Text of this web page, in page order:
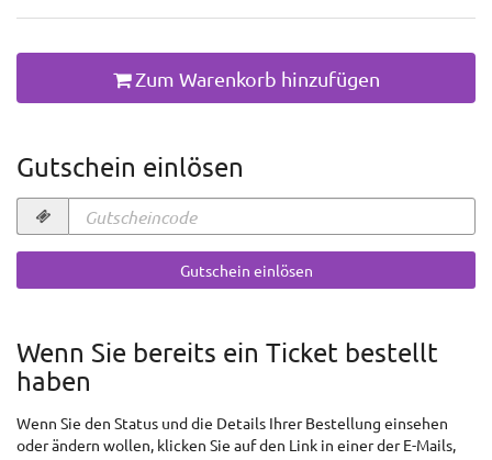
Zum Warenkorb hinzufügen
Gutschein einlösen
Gutscheincode
erforderlich
Gutschein einlösen
Wenn Sie bereits ein Ticket bestellt
haben
Wenn Sie den Status und die Details Ihrer Bestellung einsehen
oder ändern wollen, klicken Sie auf den Link in einer der E-Mails,